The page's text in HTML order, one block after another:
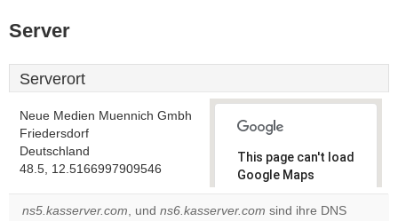
Server
Serverort
Neue Medien Muennich Gmbh
Friedersdorf
Deutschland
48.5, 12.5166997909546
This page can't load
Google Maps
correctly.
ns5.kasserver.com, und ns6.kasserver.com sind ihre DNS